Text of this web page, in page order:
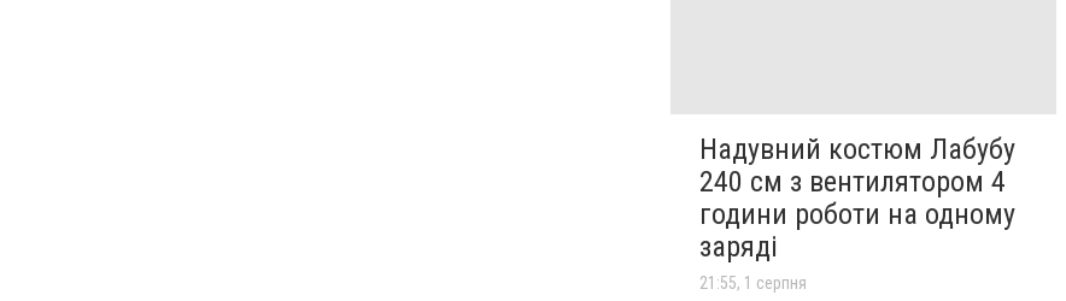
Надувний костюм Лабубу
240 см з вентилятором 4
години роботи на одному
заряді
21:55, 1 серпня